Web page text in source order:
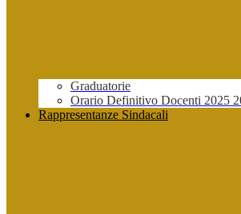
Graduatorie
Orario Definitivo Docenti 2025
Rappresentanze Sindacali